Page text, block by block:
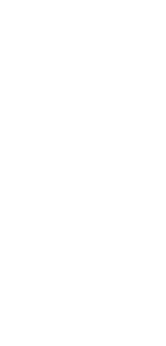
Anda menjadi pengalaman
perjalanan kuliner